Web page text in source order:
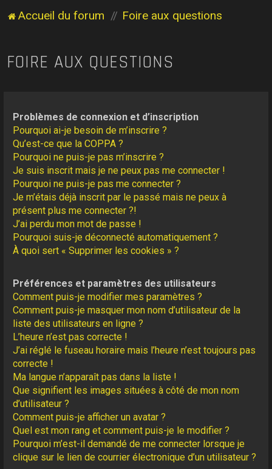
Accueil du forum Foire aux questions
FOIRE AUX QUESTIONS
Problèmes de connexion et d’inscription
Pourquoi ai-je besoin de m’inscrire ?
Qu’est-ce que la COPPA ?
Pourquoi ne puis-je pas m’inscrire ?
Je suis inscrit mais je ne peux pas me connecter !
Pourquoi ne puis-je pas me connecter ?
Je m’étais déjà inscrit par le passé mais ne peux à
présent plus me connecter ?!
J’ai perdu mon mot de passe !
Pourquoi suis-je déconnecté automatiquement ?
À quoi sert « Supprimer les cookies » ?
Préférences et paramètres des utilisateurs
Comment puis-je modifier mes paramètres ?
Comment puis-je masquer mon nom d’utilisateur de la
liste des utilisateurs en ligne ?
L’heure n’est pas correcte !
J’ai réglé le fuseau horaire mais l’heure n’est toujours pas
correcte !
Ma langue n’apparaît pas dans la liste !
Que signifient les images situées à côté de mon nom
d’utilisateur ?
Comment puis-je afficher un avatar ?
Quel est mon rang et comment puis-je le modifier ?
Pourquoi m’est-il demandé de me connecter lorsque je
clique sur le lien de courrier électronique d’un utilisateur ?